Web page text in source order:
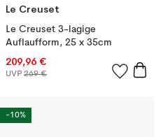
Le Creuset
Le Creuset 3-lagige
Auflaufform, 25 x 35cm
209,96 €
UVP 269 €
-10%